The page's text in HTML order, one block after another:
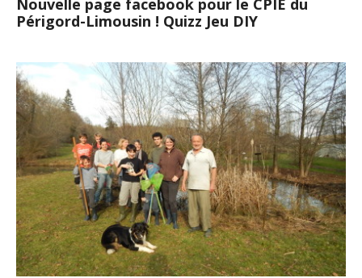
Nouvelle page facebook pour le CPIE du
Périgord-Limousin ! Quizz Jeu DIY